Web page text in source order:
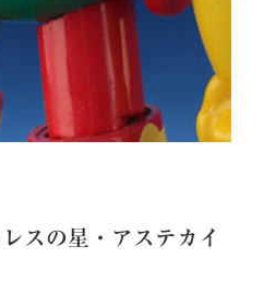
スの星・アステカイ